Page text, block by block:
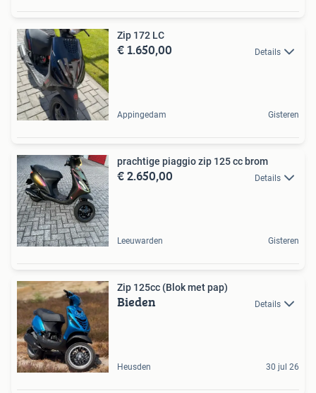
Zip 172 LC
€ 1.650,00 Details
Appingedam Gisteren
prachtige piaggio zip 125 cc brom
€ 2.650,00 Details
Leeuwarden Gisteren
Zip 125cc (Blok met pap)
Bieden Details
Heusden 30 jul 26